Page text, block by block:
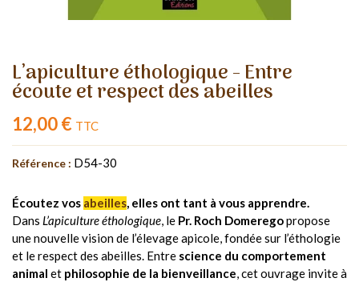
L’apiculture éthologique - Entre
écoute et respect des abeilles
12,00 € TTC
Référence : D54-30
Écoutez vos abeilles, elles ont tant à vous apprendre.
Dans L’apiculture éthologique, le Pr. Roch Domeregopropose
une nouvelle vision de l’élevage apicole, fondée sur l’éthologie
et le respect des abeilles. Entre science du comportement
animal et philosophie de la bienveillance, cet ouvrage invite à